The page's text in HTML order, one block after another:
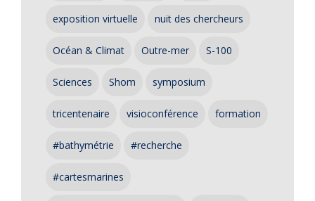
exposition virtuelle nuit des chercheurs
Océan & Climat Outre-mer S-100
Sciences Shom symposium
tricentenaire visioconférence formation
#bathymétrie #recherche
#cartesmarines